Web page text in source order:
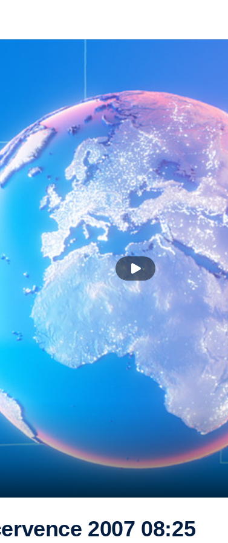
2007 08:25